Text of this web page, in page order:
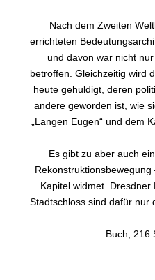
Nach dem Zweiten
errichteten
und davon war nicht
betroffen. Gleichzeitig wird
heute gehuldigt, deren
andere geworden ist, wie
„Langen Eugen“ und dem
Es gibt zu aber auch
Kapitel widmet.
Stadtschloss sind dafür nur
Buch, 216